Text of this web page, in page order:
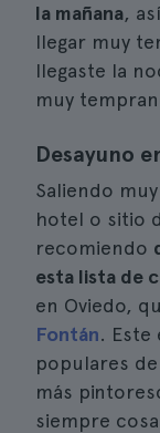
la mañana,
llegar muy
llegaste la
muy
Desayuno
Saliendo
hotel o sitio
recomiendo
esta lista de
en Oviedo,
Fontán. Este
populares
más
siempre